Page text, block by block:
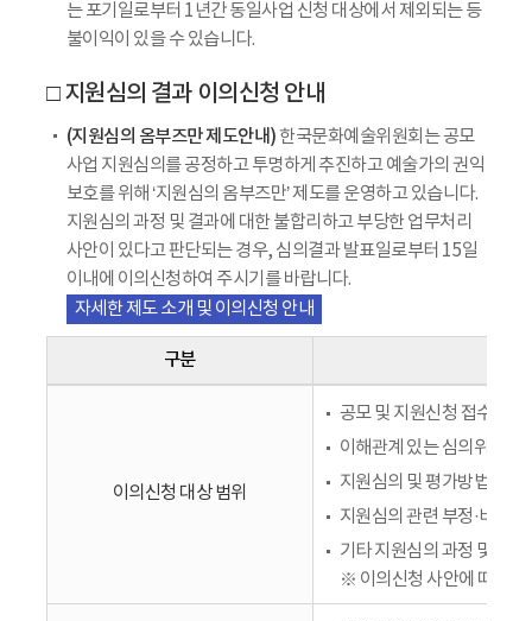
는 포기일로부터 1년간 동일사업 신청 대상에서 제외되는 등
불이익이 있을 수 있습니다.
□ 지원심의 결과 이의신청 안내
(지원심의 옴부즈만 제도안내) 한국문화예술위원회는 공모
사업 지원심의를 공정하고 투명하게 추진하고 예술가의 권익
보호를 위해 ‘지원심의 옴부즈만’ 제도를 운영하고 있습니다.
지원심의 과정 및 결과에 대한 불합리하고 부당한 업무처리
사안이 있다고 판단되는 경우, 심의결과 발표일로부터 15일
이내에 이의신청하여 주시기를 바랍니다.
자세한 제도 소개 및 이의신청 안내
구분
이의신청 대상 범위
공모 및 지원신청 접수 절
이해관계 있는 심의위원의
지원심의 및 평가방법의 부
지원심의 관련 부정·비위행
기타 지원심의 과정 및 결
※ 이의신청 사안에 따라